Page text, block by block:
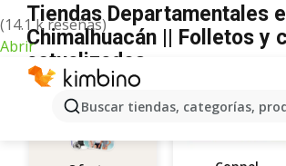
(14.1 k reseñas)
Abrir
Buscar tiendas, categorías,
Tiendas Departamentales
Chimalhuacán || Folletos y
actualizados